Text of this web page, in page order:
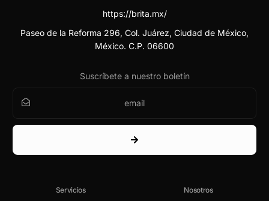
https://brita.mx/
Paseo de la Reforma 296, Col. Juárez, Ciudad de México,
México. C.P. 06600
Suscríbete a nuestro boletín
Servicios Nosotros